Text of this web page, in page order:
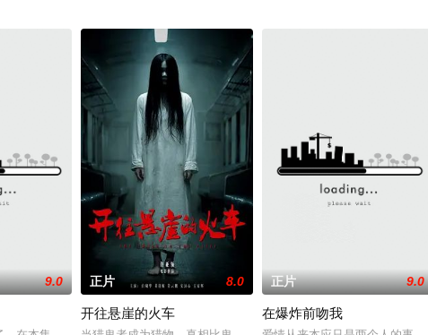
9.0 正片 8.0
开往悬崖的火车
正片 9.0
在爆炸前吻我